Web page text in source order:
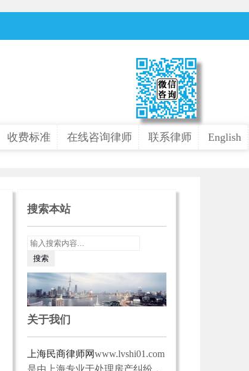
收费标准 在线咨询律师 联系律师 English
搜索本站
关于我们
上海民商律师网www.lvshi01.com
是由上海专业于处理房产纠纷，